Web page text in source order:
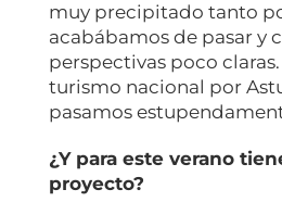
muy precipitado tanto
acabábamos de pasar y
perspectivas poco
turismo nacional por
pasamos
¿Y para este verano
proyecto?